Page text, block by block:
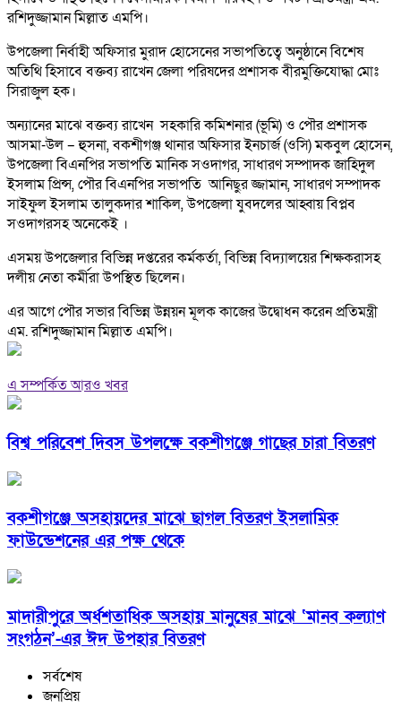
রশিদুজ্জামান মিল্লাত এমপি।
উপজেলা নির্বাহী অফিসার মুরাদ হোসেনের সভাপতিত্বে অনুষ্ঠানে বিশেষ
অতিথি হিসাবে বক্তব্য রাখেন জেলা পরিষদের প্রশাসক বীরমুক্তিযোদ্ধা মোঃ
সিরাজুল হক।
অন্যানের মাঝে বক্তব্য রাখেন সহকারি কমিশনার (ভূমি) ও পৌর প্রশাসক
আসমা-উল – হুসনা, বকশীগঞ্জ থানার অফিসার ইনচার্জ (ওসি) মকবুল হোসেন,
উপজেলা বিএনপির সভাপতি মানিক সওদাগর, সাধারণ সম্পাদক জাহিদুল
ইসলাম প্রিন্স, পৌর বিএনপির সভাপতি আনিছুর জ্জামান, সাধারণ সম্পাদক
সাইফুল ইসলাম তালুকদার শাকিল, উপজেলা যুবদলের আহ্বায় বিপ্লব
সওদাগরসহ অনেকেই ।
এসময় উপজেলার বিভিন্ন দপ্তরের কর্মকর্তা, বিভিন্ন বিদ্যালয়ের শিক্ষকরাসহ
দলীয় নেতা কর্মীরা উপস্থিত ছিলেন।
এর আগে পৌর সভার বিভিন্ন উন্নয়ন মূলক কাজের উদ্বোধন করেন প্রতিমন্ত্রী
এম. রশিদুজ্জামান মিল্লাত এমপি।
এ সম্পর্কিত আরও খবর
বিশ্ব পরিবেশ দিবস উপলক্ষে বকশীগঞ্জে গাছের চারা বিতরণ
বকশীগঞ্জে অসহায়দের মাঝে ছাগল বিতরণ ইসলামিক
ফাউন্ডেশনের এর পক্ষ থেকে
মাদারীপুরে অর্ধশতাধিক অসহায় মানুষের মাঝে ‘মানব কল্যাণ
সংগঠন’-এর ঈদ উপহার বিতরণ
সর্বশেষ
জনপ্রিয়